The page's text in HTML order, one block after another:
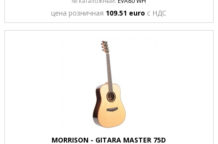
цена розничная 109.51 euro с НДС
MORRISON - GITARA MASTER 75D